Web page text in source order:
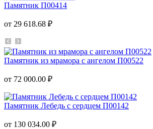
Памятник П00414
от 29 618.68 ₽
Памятник из мрамора с ангелом П00522
от 72 000.00 ₽
Памятник Лебедь с сердцем П00142
от 130 034.00 ₽